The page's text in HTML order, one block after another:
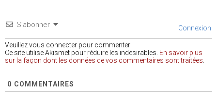
S’abonner Connexion
Veuillez vous connecter pour commenter
Ce site utilise Akismet pour réduire les indésirables. En savoir plus
sur la façon dont les données de vos commentaires sont traitées
0 COMMENTAIRES